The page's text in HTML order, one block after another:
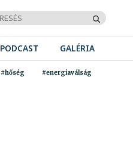
PODCAST GALÉRIA
#hőség #energiaválság